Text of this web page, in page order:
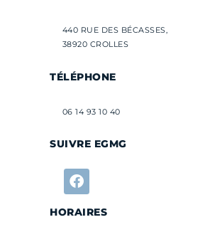
440 RUE DES BÉCASSES,
38920 CROLLES
TÉLÉPHONE
06 14 93 10 40
SUIVRE EGMG
F
c
HORAIRES